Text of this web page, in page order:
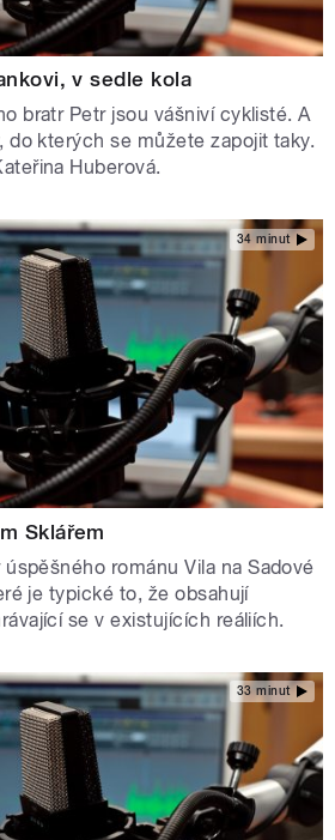
v sedle kola
bratr Petr jsou vášniví cyklisté. A
do kterých se můžete zapojit taky.
Huberová.
34 minut
Sklářem
románu Vila na Sadové
je typické to, že obsahují
se v existujících reáliích.
33 minut